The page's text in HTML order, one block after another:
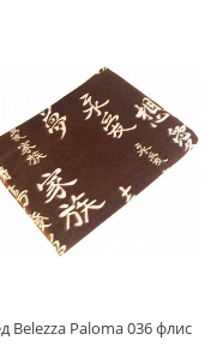
Belezza Paloma 036 флис